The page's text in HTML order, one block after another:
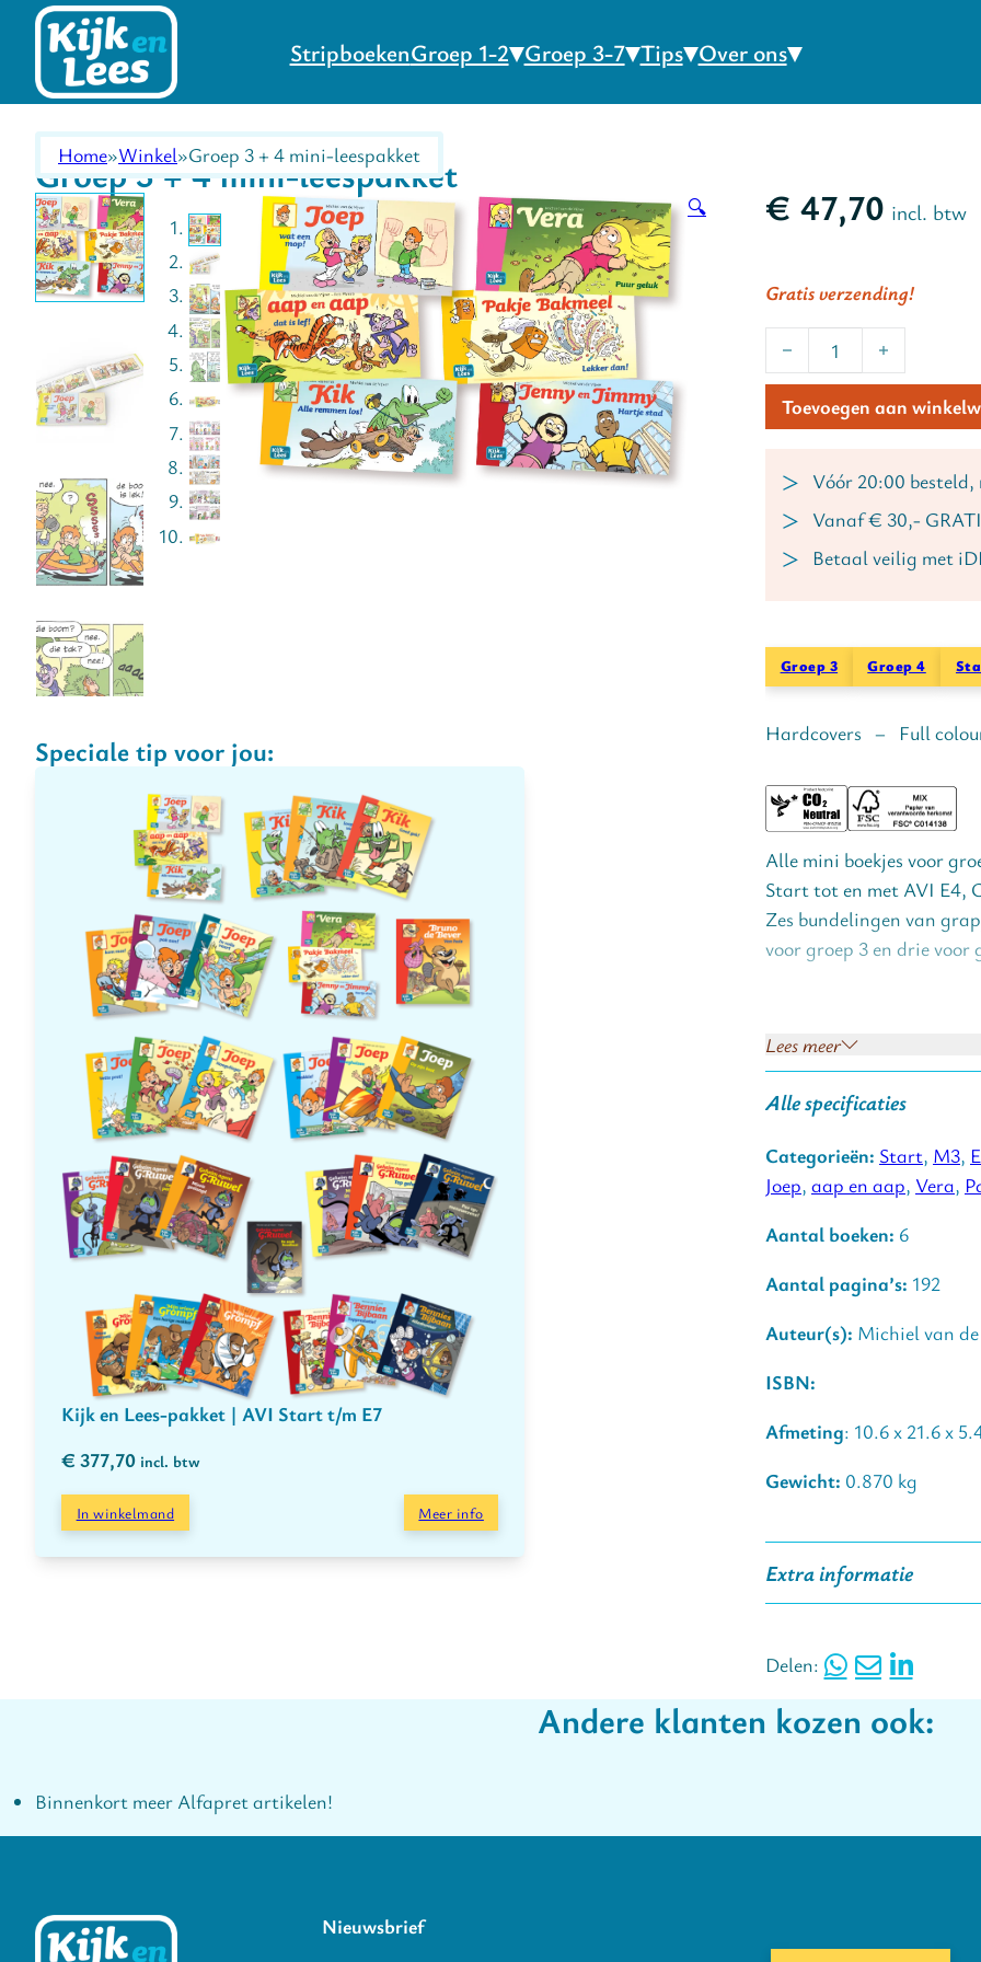
StripboekenGroep 1-2 Groep 3-7 Tips Over ons
Home Winkel Groep 3 + 4 mini-leespakket
Groep 3 + 4 mini-leespakket
🔍
Speciale tip voor jou:
Kijk en Lees-pakket | AVI Start t/m E7
€ 377,70 incl. btw
In winkelmand Meer info
€ 47,70 incl. btw
Gratis verzending!
Groep 3 + 4 mini-
Toevoegen aan
Vóór 20:00
Vanaf € 30,-
Betaal veilig met
Groep 3 Groep 4
Hardcovers – Full
Alle mini boekjes voor
Start tot en met AVI E4,
Zes bundelingen van
voor groep 3 en drie
Joep – wat een mop! |
Het leesavontuur begint
zijn vriendjes Rolf en
Aap en aap – dat is lef!
De makkers Aap en Aap
Kik – Alle remmen los! |
Oefenen met lezen wordt
stripreeks Joep).
Pakje Bakmeel – Lekker
Dit aanstekelijke
Pakje Bakmeel.
De vrienden Jenny en
Lees meer
Alle specificaties
Categorieën: Start, M3,
Joep, aap en aap, Vera,
Aantal boeken: 6
Aantal pagina’s: 192
Auteur(s): Michiel van
ISBN:
Afmeting: 10.6 x 21.6 x
Gewicht: 0.870 kg
Extra informatie
Delen:
Andere klanten kozen ook:
Binnenkort meer Alfapret artikelen!
Nieuwsbrief